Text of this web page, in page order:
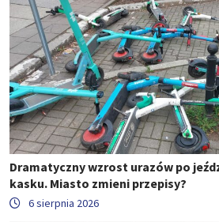
Dramatyczny wzrost urazów po
kasku. Miasto zmieni przepisy?
6 sierpnia 2026